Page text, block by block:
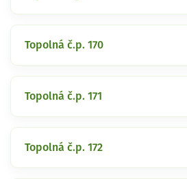
Topolná č.p. 170
Topolná č.p. 171
Topolná č.p. 172